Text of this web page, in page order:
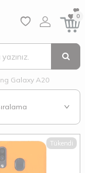
0
Galaxy A20
Tükendi